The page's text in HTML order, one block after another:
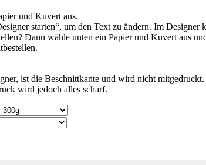
und Kuvert aus.
starten“, um den Text zu ändern. Im
Dann wähle unten ein Papier und Kuvert aus
ist die Beschnittkante und wird nicht
wird jedoch alles scharf.